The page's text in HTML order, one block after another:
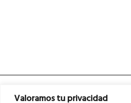
Valoramos tu privacidad